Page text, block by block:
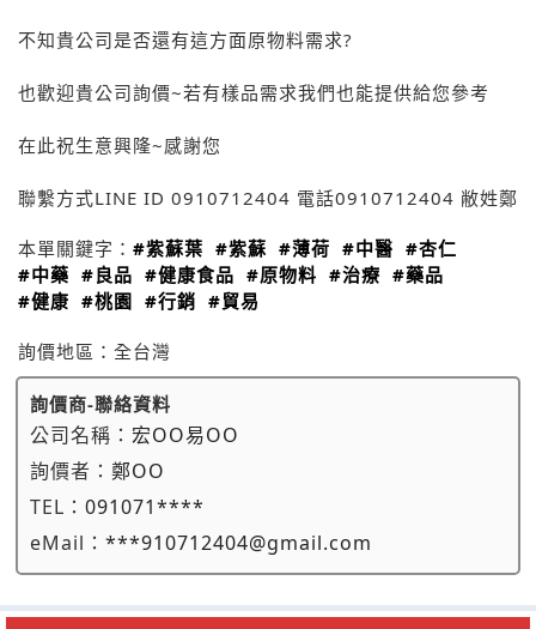
不知貴公司是否還有這方面原物料需求?
也歡迎貴公司詢價~若有樣品需求我們也能提供給您參考
在此祝生意興隆~感謝您
聯繫方式LINE ID 0910712404 電話0910712404 敝姓鄭
本單關鍵字： #紫蘇葉 #紫蘇 #薄荷 #中醫 #杏仁
#中藥 #良品 #健康食品 #原物料 #治療 #藥品
#健康 #桃園 #行銷 #貿易
詢價地區： 全台灣
詢價商-聯絡資料
公司名稱： 宏OO易OO
詢價者： 鄭OO
TEL： 091071****
eMail： ***910712404@gmail.com